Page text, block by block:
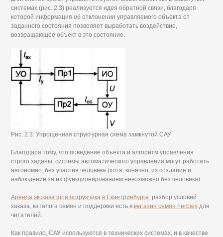
системах (рис. 2.3) реализуется идея обратной связи, благодаря
которой информация об отклонении управляемого объекта от
заданного состояния позволяет выработать воздействие,
возвращающее объект в это состояние.
Рис. 2.3. Упрощенная структурная схема замкнутой САУ
Благодаря тому, что поведение объекта и алгоритм управления
строго заданы, системы автоматического управления могут работать
автономно, без участия человека (хотя, конечно, их создание и
наблюдение за их функционированием невозможно без человека).
Аренда экскаватора погрузчика в Екаетринбурге . разбор условий
заказа, каталога семян и поддержки есть вмагазин семян herbies для
читателей.
Как правило, САУ используются в технических системах, и в качестве